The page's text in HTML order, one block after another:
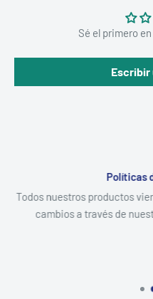
Sé el primero
Escribir
Políticas
Todos nuestros productos
cambios a través de